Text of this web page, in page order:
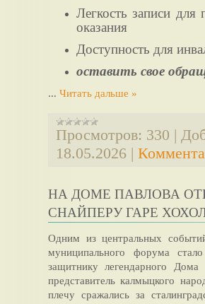
Легкость записи для
оказания
Доступность для
оставить свое
... Читать дальше »
Просмотров: 330 |
18.05.2026 |
НА ДОМЕ ПАВЛОВА
СНАЙПЕРУ ГАРЕ
Одним из центральных
муниципального форума
защитнику легендарного
представитель калмыцкого
плечу сражались за